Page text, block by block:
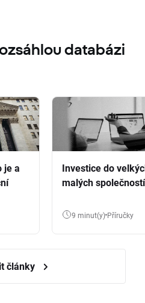
databázi
je a
Investice do
malých společností
9 minut(y) Příručky
články